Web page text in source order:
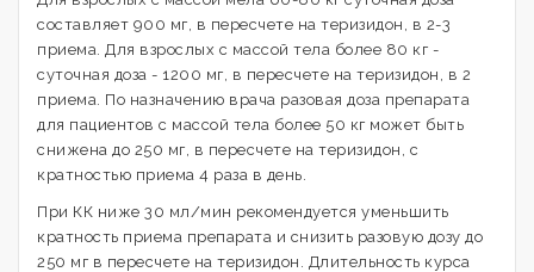
составляет 900 мг, в пересчете на теризидон, в 2-3
приема. Для взрослых с массой тела более 80 кг -
суточная доза - 1200 мг, в пересчете на теризидон, в 2
приема. По назначению врача разовая доза препарата
для пациентов с массой тела более 50 кг может быть
снижена до 250 мг, в пересчете на теризидон, с
кратностью приема 4 раза в день.
При КК ниже 30 мл/мин рекомендуется уменьшить
кратность приема препарата и снизить разовую дозу до
250 мг в пересчете на теризидон. Длительность курса